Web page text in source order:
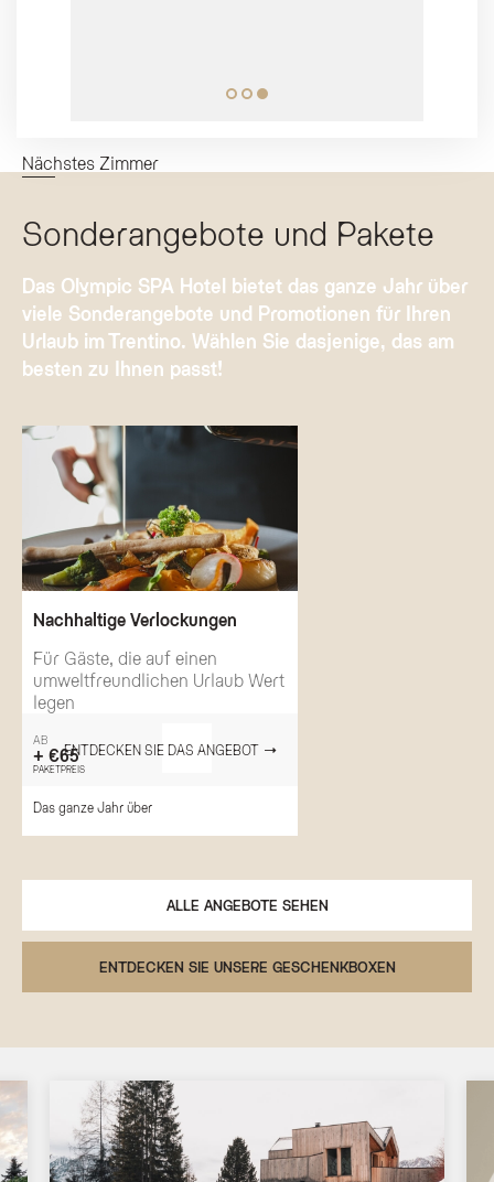
der sich wirkliche Mühe gibt, die
Gäste immer wieder von neuem zu
Sommeliere.
Nächstes Zimmer
Sonderangebote und Pakete
Das Olympic SPA Hotel bietet das ganze Jahr über
viele Sonderangebote und Promotionen für Ihren
Urlaub im Trentino. Wählen Sie dasjenige, das am
besten zu Ihnen passt!
Nachhaltige Verlockungen
Für Gäste, die auf einen
umweltfreundlichen Urlaub Wert
legen
AB
+ €65
PAKETPREIS
ENTDECKEN SIE DAS ANGEBOT
Das ganze Jahr über
ALLE ANGEBOTE SEHEN
ENTDECKEN SIE UNSERE GESCHENKBOXEN